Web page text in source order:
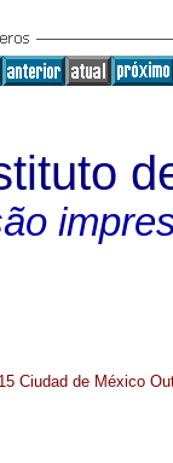
Ciudad de México